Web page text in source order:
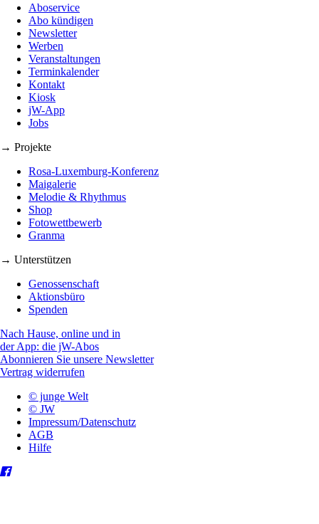
Aboservice
Abo kündigen
Newsletter
Werben
Veranstaltungen
Terminkalender
Kontakt
Kiosk
jW-App
Jobs
→ Projekte
Rosa-Luxemburg-Konferenz
Maigalerie
Melodie & Rhythmus
Shop
Fotowettbewerb
Granma
→ Unterstützen
Genossenschaft
Aktionsbüro
Spenden
Nach Hause, online und in
der App: die jW-Abos
Abonnieren Sie unsere Newsletter
Vertrag widerrufen
© junge Welt
© JW
Impressum/Datenschutz
AGB
Hilfe